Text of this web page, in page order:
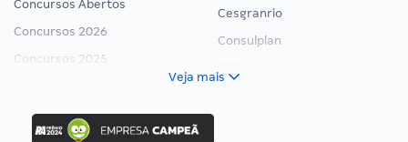
Concursos Abertos
Concursos 2026
Concursos 2025
Concurso Ibama
Cesgranrio
Consulplan
Veja mais